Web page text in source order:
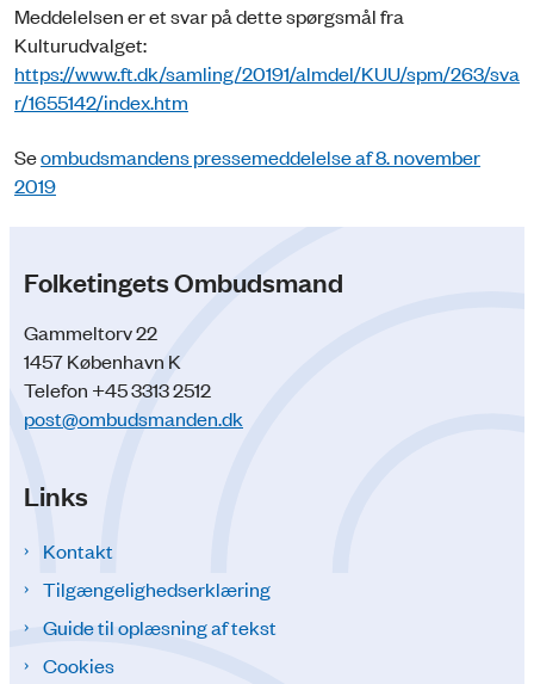
Meddelelsen er et svar på dette spørgsmål fra
Kulturudvalget:
https://www.ft.dk/samling/20191/almdel/KUU/spm/263/sva
r/1655142/index.htm
Seombudsmandens pressemeddelelse af 8. november
2019
Folketingets Ombudsmand
Gammeltorv 22
1457 København K
Telefon +45 3313 2512
post@ombudsmanden.dk
Links
Kontakt
Tilgængelighedserklæring
Guide til oplæsning af tekst
Cookies